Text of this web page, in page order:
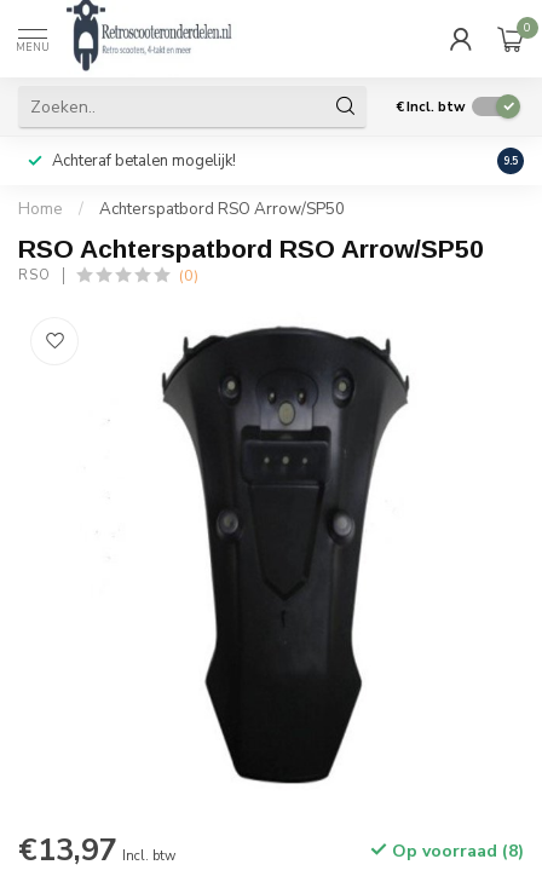
MENU
0
€Incl. btw
Achteraf betalen mogelijk! Geen
9.5
Home / Achterspatbord RSO Arrow/SP50
RSO Achterspatbord RSO Arrow/SP50
RSO (0)
€13,97 Incl. btw Op voorraad (8)